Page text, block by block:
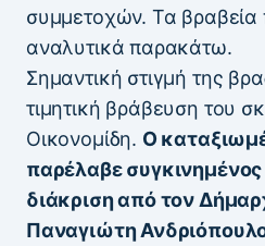
συμμετοχών. Τα βραβεία
αναλυτικά παρακάτω.
Σημαντική στιγμή της
τιμητική βράβευση του
Οικονομίδη. Ο
παρέλαβε συγκινημένος
διάκριση από τον
Παναγιώτη